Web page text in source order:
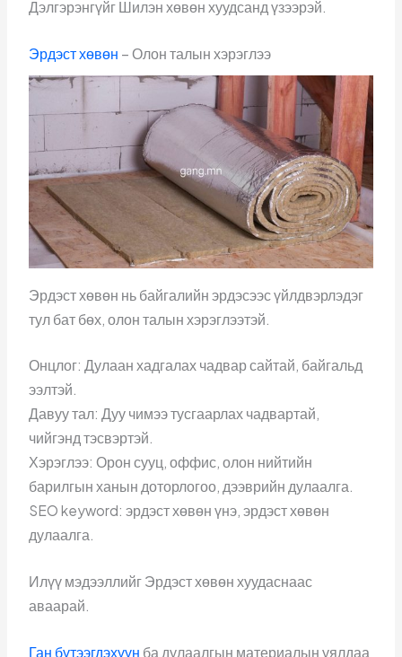
Дэлгэрэнгүйг Шилэн хөвөн хуудсанд үзээрэй.
Эрдэст хөвөн – Олон талын хэрэглээ
Эрдэст хөвөн нь байгалийн эрдэсээс үйлдвэрлэдэг
тул бат бөх, олон талын хэрэглээтэй.
Онцлог: Дулаан хадгалах чадвар сайтай, байгальд
ээлтэй.
Давуу тал: Дуу чимээ тусгаарлах чадвартай,
чийгэнд тэсвэртэй.
Хэрэглээ: Орон сууц, оффис, олон нийтийн
барилгын ханын доторлогоо, дээврийн дулаалга.
SEO keyword: эрдэст хөвөн үнэ, эрдэст хөвөн
дулаалга.
Илүү мэдээллийг Эрдэст хөвөн хуудаснаас
аваарай.
Ган бүтээгдэхүүн ба дулаалгын материалын уялдаа